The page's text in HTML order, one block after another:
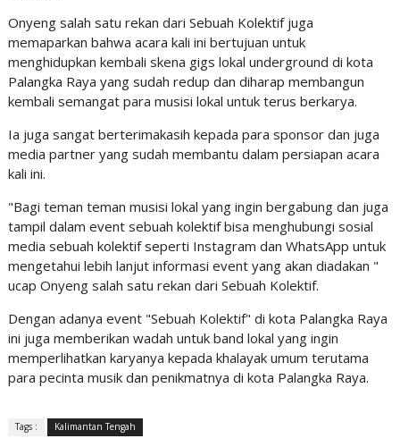
Onyeng salah satu rekan dari Sebuah Kolektif juga
memaparkan bahwa acara kali ini bertujuan untuk
menghidupkan kembali skena gigs lokal underground di kota
Palangka Raya yang sudah redup dan diharap membangun
kembali semangat para musisi lokal untuk terus berkarya.
Ia juga sangat berterimakasih kepada para sponsor dan juga
media partner yang sudah membantu dalam persiapan acara
kali ini.
"Bagi teman teman musisi lokal yang ingin bergabung dan juga
tampil dalam event sebuah kolektif bisa menghubungi sosial
media sebuah kolektif seperti Instagram dan WhatsApp untuk
mengetahui lebih lanjut informasi event yang akan diadakan "
ucap Onyeng salah satu rekan dari Sebuah Kolektif.
Dengan adanya event "Sebuah Kolektif" di kota Palangka Raya
ini juga memberikan wadah untuk band lokal yang ingin
memperlihatkan karyanya kepada khalayak umum terutama
para pecinta musik dan penikmatnya di kota Palangka Raya.
Tags : Kalimantan Tengah